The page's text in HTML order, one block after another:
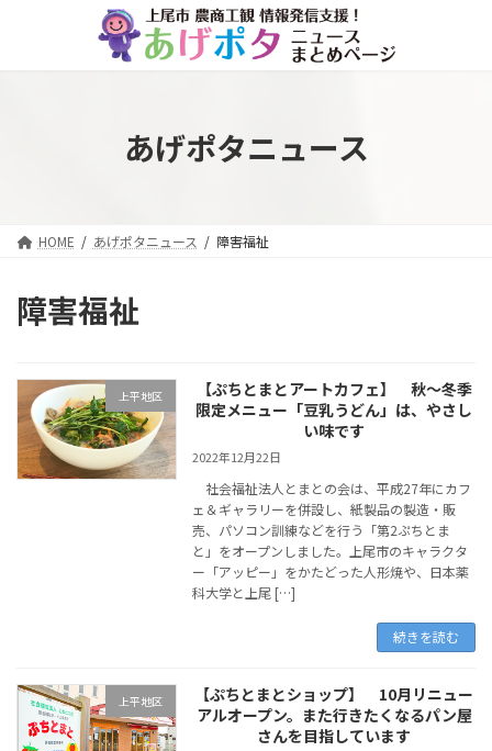
あげポタニュース
HOME あげポタニュース 障害福祉
障害福祉
上平地区
【ぷちとまとアートカフェ】 秋～冬季
限定メニュー「豆乳うどん」は、やさし
い味です
2022年12月22日
社会福祉法人とまとの会は、平成27年にカフ
ェ＆ギャラリーを併設し、紙製品の製造・販
売、パソコン訓練などを行う「第2ぷちとま
と」をオープンしました。上尾市のキャラクタ
ー「アッピー」をかたどった人形焼や、日本薬
科大学と上尾 […]
続きを読む
上平地区
【ぷちとまとショップ】 10月リニュー
アルオープン。また行きたくなるパン屋
さんを目指しています